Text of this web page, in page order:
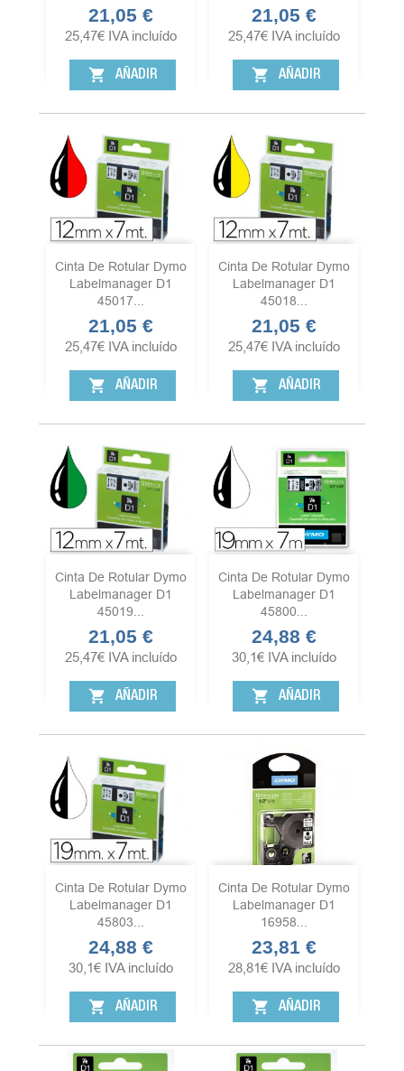
Precio
21,05 €
25,47€ IVA incluído
shopping_cart AÑADIR
Precio
21,05 €
25,47€ IVA incluído
shopping_cart AÑADIR
Cinta De Rotular Dymo
Labelmanager D1
45017...
Precio
21,05 €
25,47€ IVA incluído
shopping_cart AÑADIR
Cinta De Rotular Dymo
Labelmanager D1
45018...
Precio
21,05 €
25,47€ IVA incluído
shopping_cart AÑADIR
Cinta De Rotular Dymo
Labelmanager D1
45019...
Precio
21,05 €
25,47€ IVA incluído
shopping_cart AÑADIR
Cinta De Rotular Dymo
Labelmanager D1
45800...
Precio
24,88 €
30,1€ IVA incluído
shopping_cart AÑADIR
Cinta De Rotular Dymo
Labelmanager D1
45803...
Precio
24,88 €
30,1€ IVA incluído
shopping_cart AÑADIR
Cinta De Rotular Dymo
Labelmanager D1
16958...
Precio
23,81 €
28,81€ IVA incluído
shopping_cart AÑADIR